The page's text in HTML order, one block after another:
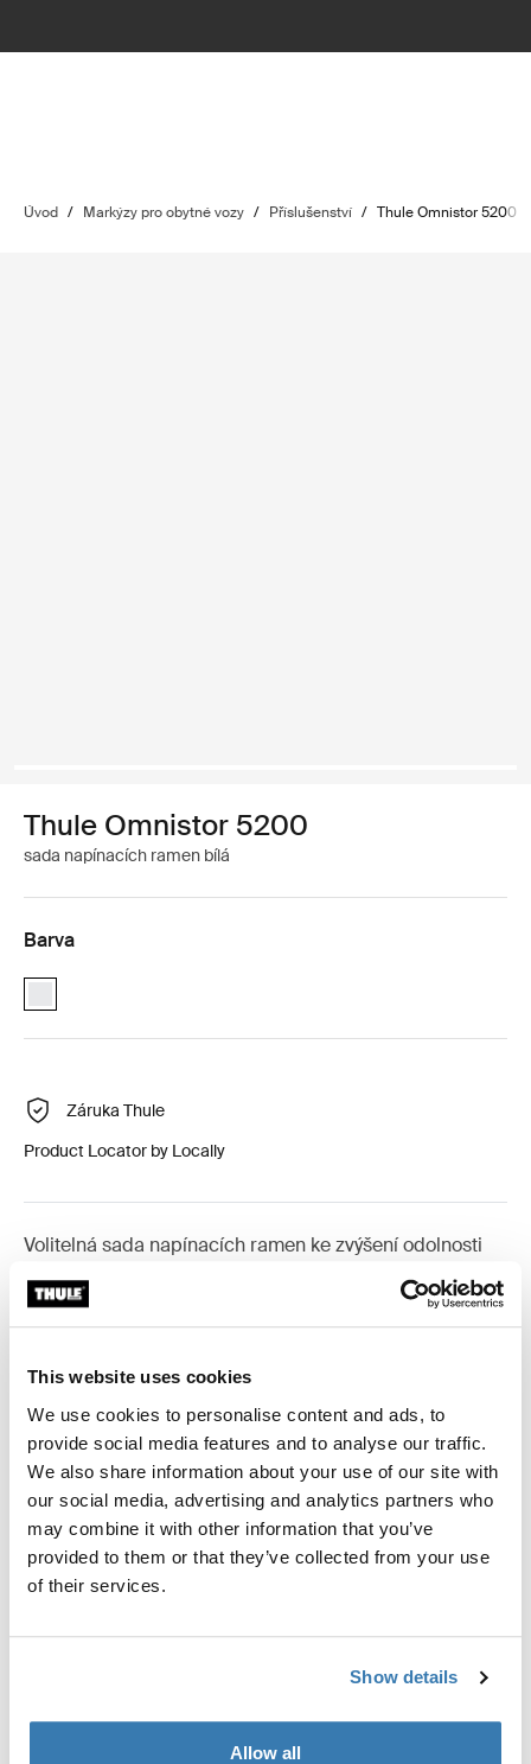
This website uses cookies
We use cookies to personalise content and ads, to
provide social media features and to analyse our traffic.
We also share information about your use of our site with
our social media, advertising and analytics partners who
may combine it with other information that you’ve
provided to them or that they’ve collected from your use
of their services.
Show details
Allow all
Úvod / Markýzy pro obytné vozy / Příslušenství / Thule Omnistor 5200
Thule Omnistor 5200
sada napínacích ramen bílá
Barva
Thule Tension Arm Set TO 5200 Bílá (selected)
Záruka Thule
Product Locator by Locally
Volitelná sada napínacích ramen ke zvýšení odolnosti
Toggle features
Všechny funkce
Toggle techspec
Technické údaje
Toggle guides and instructions
Návod
Toggle overview
Recenze
Výrobní informace